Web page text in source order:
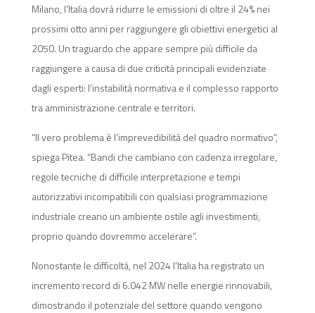
Milano, l’Italia dovrà ridurre le emissioni di oltre il 24% nei
prossimi otto anni per raggiungere gli obiettivi energetici al
2050. Un traguardo che appare sempre più difficile da
raggiungere a causa di due criticità principali evidenziate
dagli esperti: l’instabilità normativa e il complesso rapporto
tra amministrazione centrale e territori.
“Il vero problema è l’imprevedibilità del quadro normativo”,
spiega Pitea. “Bandi che cambiano con cadenza irregolare,
regole tecniche di difficile interpretazione e tempi
autorizzativi incompatibili con qualsiasi programmazione
industriale creano un ambiente ostile agli investimenti,
proprio quando dovremmo accelerare”.
Nonostante le difficoltà, nel 2024 l’Italia ha registrato un
incremento record di 6.042 MW nelle energie rinnovabili,
dimostrando il potenziale del settore quando vengono